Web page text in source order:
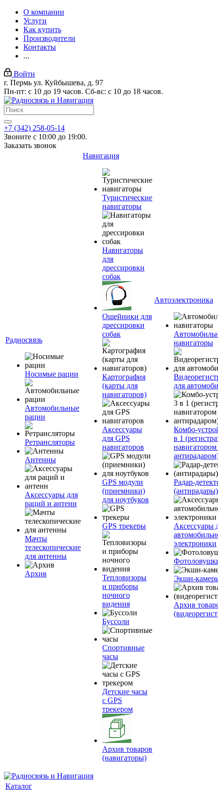
О компании
Услуги
Как купить
Производители
Контакты
...
Войти
г. Пермь ул. Куйбышева, д. 97
Пн-пт: с 10 до 19 часов. Сб-вс: с 10 до 18 часов.
+7 (342) 258-05-14
Звоните с 10:00 до 19:00.
Заказать звонок
Радиосвязь
Носимые рации
Автомобильные
рации
Ретрансляторы
Антенны
Аксессуары для
раций и антенн
Мачты
телескопические
для антенны
Архив
Навигация
Туристические
навигаторы
Навигаторы
для
дрессировки
собак
Ошейники для
дрессировки
собак
Картография
(карты для
навигаторов)
Аксессуары
для GPS
навигаторов
GPS модули
(приемники)
для ноутбуков
GPS трекеры
Тепловизоры
и приборы
ночного
видения
Буссоли
Спортивные
часы
Детские часы
с GPS
трекером
Архив товаров
(навигаторы)
Автоэлектроника
навигаторы
для
Комбо-
в 1
Радар-
(антирадары)
Аксессуары
электроники
Экшн-
Архив
Каталог